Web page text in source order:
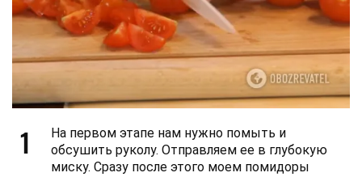
1
На первом этапе нам нужно помыть и
обсушить руколу. Отправляем ее в глубокую
миску. Сразу после этого моем помидоры